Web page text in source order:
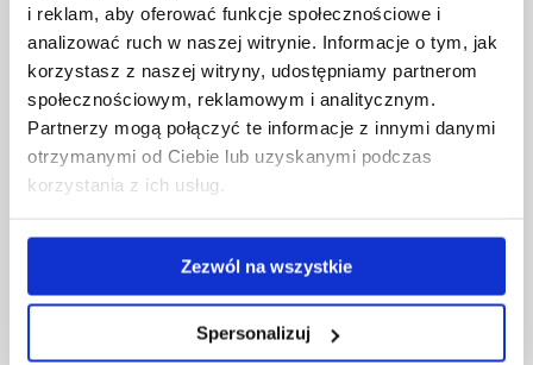
i reklam, aby oferować funkcje społecznościowe i
analizować ruch w naszej witrynie. Informacje o tym, jak
korzystasz z naszej witryny, udostępniamy partnerom
społecznościowym, reklamowym i analitycznym.
Partnerzy mogą połączyć te informacje z innymi danymi
otrzymanymi od Ciebie lub uzyskanymi podczas
korzystania z ich usług.
Zezwól na wszystkie
Spersonalizuj
Pomiń
nawigację
przejdź
do
Polityka prywatności
Mapa serwisu
Biblioteka
Wydawnictwo
Covid info
Studia podyplomowe
Praca na UR
Fundusze strukturalne
Projekty współfinansowane przez UE
Projekty realizowane z KPO